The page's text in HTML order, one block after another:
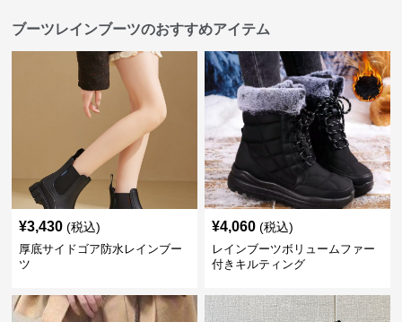
ブーツレインブーツのおすすめアイテム
¥3,430 (税込)
厚底サイドゴア防水レインブー
ツ
¥4,060 (税込)
レインブーツボリュームファー
付きキルティング